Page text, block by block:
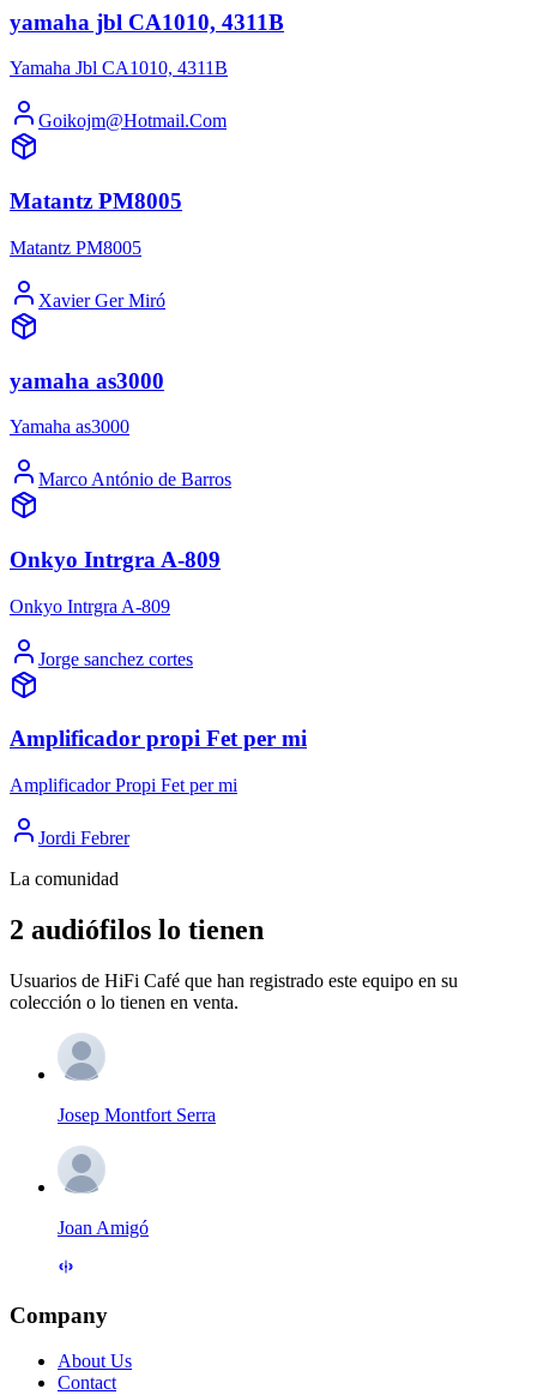
yamaha jbl CA1010, 4311B
Yamaha Jbl CA1010, 4311B
Goikojm@Hotmail.Com
Matantz PM8005
Matantz PM8005
Xavier Ger Miró
yamaha as3000
Yamaha as3000
Marco António de Barros
Onkyo Intrgra A-809
Onkyo Intrgra A-809
Jorge sanchez cortes
Amplificador propi Fet per mi
Amplificador Propi Fet per mi
Jordi Febrer
La comunidad
2 audiófilos lo tienen
Usuarios de HiFi Café que han registrado este equipo en su
colección o lo tienen en venta.
Josep Montfort Serra
Joan Amigó
Company
About Us
Contact